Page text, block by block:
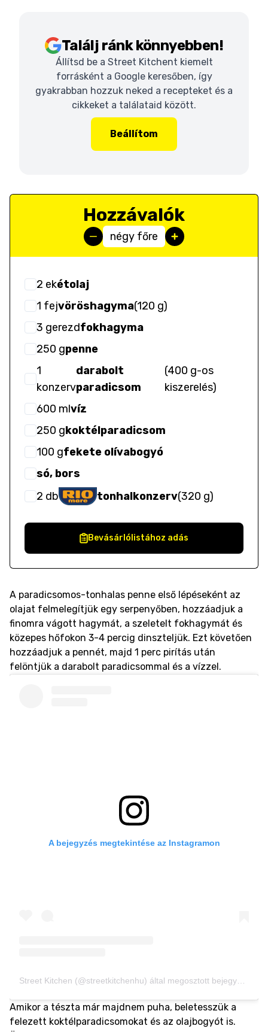
Találj ránk könnyebben!
Állítsd be a Street Kitchent kiemelt
forrásként a Google keresőben, így
gyakrabban hozzuk neked a recepteket és a
cikkeket a találataid között.
Beállítom
Hozzávalók
négy főre
2 ekétolaj
1 fejvöröshagyma(120 g)
3 gerezdfokhagyma
250 gpenne
1
konzerv
darabolt
paradicsom
(400 g-os
kiszerelés)
600 mlvíz
250 gkoktélparadicsom
100 gfekete olívabogyó
só, bors
2 db tonhalkonzerv(320 g)
Bevásárlólistához adás
A paradicsomos-tonhalas penne első lépéseként az
olajat felmelegítjük egy serpenyőben, hozzáadjuk a
finomra vágott hagymát, a szeletelt fokhagymát és
közepes hőfokon 3-4 percig dinszteljük. Ezt követően
hozzáadjuk a pennét, majd 1 perc pirítás után
felöntjük a darabolt paradicsommal és a vízzel.
A bejegyzés megtekintése az Instagramon
Street Kitchen (@streetkitchenhu) által megosztott bejegyzés
Amikor a tészta már majdnem puha, beletesszük a
felezett koktélparadicsomokat és az olajbogyót is.